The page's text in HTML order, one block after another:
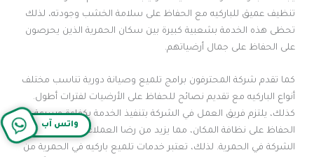
تنظيف عميق للباركيه مع الحفاظ على سلامة الخشب وجودته، لذلك
تحظى هذه الخدمة بشعبية كبيرة بين سكان الحمرية الذين يحرصون
على الحفاظ على جمال أرضياتهم.
كما تقدم شركة المحترفون برامج تلميع وصيانة دورية تناسب مختلف
أنواع الباركيه مع تقديم نصائح للحفاظ على الأرضيات لفترات أطول.
كذلك، يلتزم فريق العمل في الشركة بتنفيذ الخدمة بكفاءة وسرعة مع
الحفاظ على نظافة المكان، مما يزيد من رضا العملاء ويعزز من سمعة
الشركة في الحمرية. لذلك، تعتبر خدمات تلميع باركيه في الحمرية من
واتس آب